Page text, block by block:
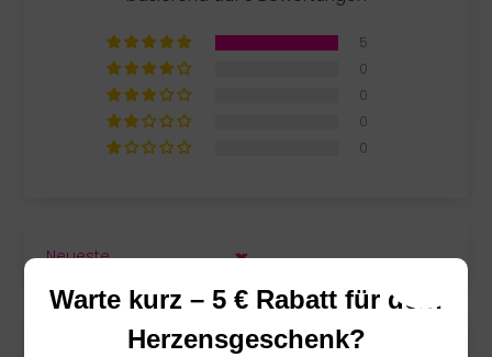
5
0
0
0
0
SORT BY
Warte kurz – 5 € Rabatt für dein
Herzensgeschenk?